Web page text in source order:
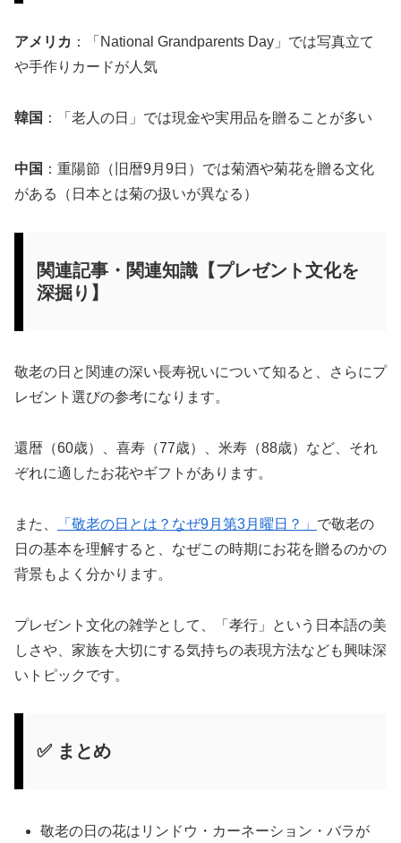
アメリカ ：「National Grandparents Day」では写真立て
や手作りカードが人気
韓国 ：「老人の日」では現金や実用品を贈ることが多い
中国 ：重陽節（旧暦9月9日）では菊酒や菊花を贈る文化
がある（日本とは菊の扱いが異なる）
関連記事・関連知識【プレゼント文化を
深掘り】
敬老の日と関連の深い長寿祝いについて知ると、さらにプ
レゼント選びの参考になります。
還暦（60歳）、喜寿（77歳）、米寿（88歳）など、それ
ぞれに適したお花やギフトがあります。
また、 「敬老の日とは？なぜ9月第3月曜日？」 で敬老の
日の基本を理解すると、なぜこの時期にお花を贈るのかの
背景もよく分かります。
プレゼント文化の雑学として、「孝行」という日本語の美
しさや、家族を大切にする気持ちの表現方法なども興味深
いトピックです。
✅ まとめ
敬老の日の花はリンドウ・カーネーション・バラが